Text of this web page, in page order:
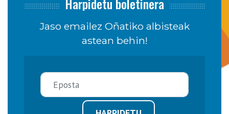
Jaso emailez Oñatiko albisteak
astean behin!